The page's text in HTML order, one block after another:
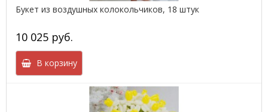
Букет из воздушных колокольчиков, 18 штук
10 025 руб.
В корзину